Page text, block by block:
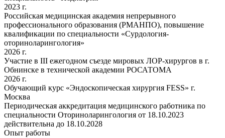
2023 г.
Российская медицинская академия непрерывного
профессионального образования (РМАНПО), повышение
квалификации по специальности «Сурдология-
оториноларингология»
2026 г.
Участие в III ежегодном съезде мировых ЛОР-хирургов в г.
Обнинске в технической академии РОСАТОМА
2026 г.
Обучающий курс «Эндоскопическая хирургия FESS» г.
Москва
Периодическая аккредитация медицинского работника по
специальности Оториноларингология от 18.10.2023
действительна до 18.10.2028
Опыт работы